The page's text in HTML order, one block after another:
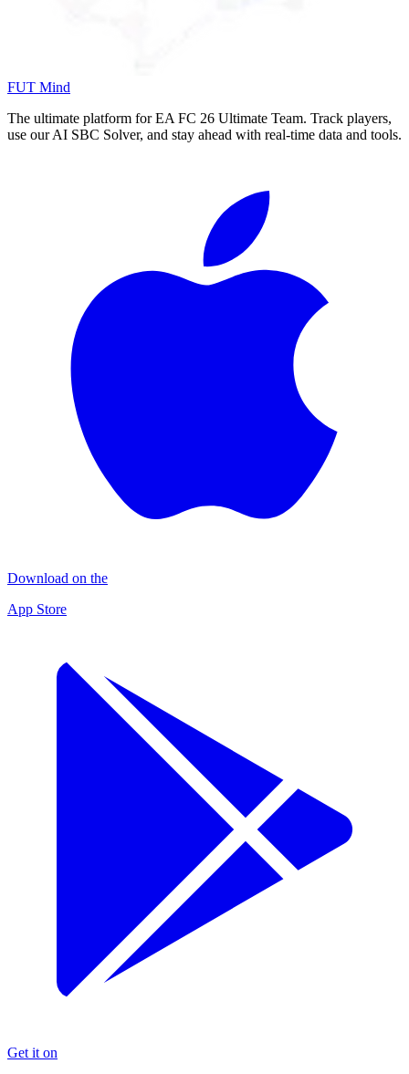
FUT Mind
The ultimate platform for EA FC 26 Ultimate Team. Track players,
use our AI SBC Solver, and stay ahead with real-time data and tools.
Download on the
App Store
Get it on